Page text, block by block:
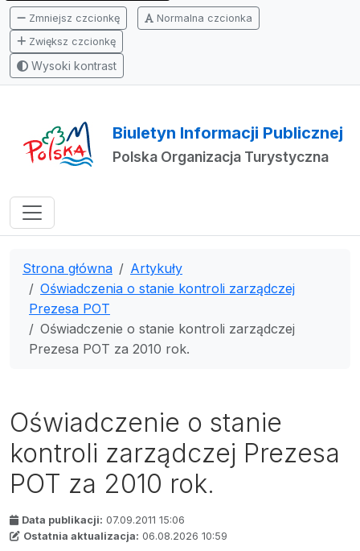
Zmniejsz czcionkę
Normalna czcionka
Zwiększ czcionkę
Wysoki kontrast
Biuletyn Informacji Publicznej
Polska Organizacja Turystyczna
Strona główna
Artykuły
Oświadczenia o stanie kontroli zarządczej
Prezesa POT
Oświadczenie o stanie kontroli zarządczej
Prezesa POT za 2010 rok.
Oświadczenie o stanie
kontroli zarządczej Prezesa
POT za 2010 rok.
Data publikacji: 07.09.2011 15:06
Ostatnia aktualizacja: 06.08.2026 10:59